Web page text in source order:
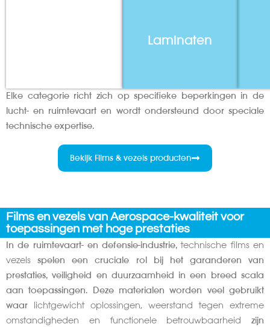
Films en vezels van Aerospace-kwaliteit voor
toepassingen met hoge prestaties
In de ruimtevaart- en defensie-industrie,technische films en
vezels spelen een cruciale rol bij het garanderen van
prestaties, veiligheid en duurzaamheid in een breed scala
aan toepassingen. Deze materialen worden veel gebruikt
waar
lichtgewicht oplossingen, weerstand tegen extreme
omstandigheden en functionele betrouwbaarheid
zijn
Laminaten
Elke categorie richt zich op specifieke beperkingen in de
lucht- en ruimtevaart en wordt ondersteund door speciale
technische expertise.
Bekijk Films & vezels producten